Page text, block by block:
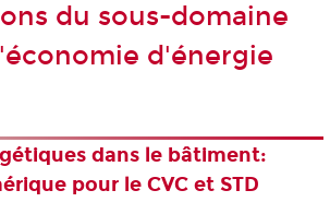
du sous-domaine
d'énergie
dans le bâtiment:
pour le CVC et STD